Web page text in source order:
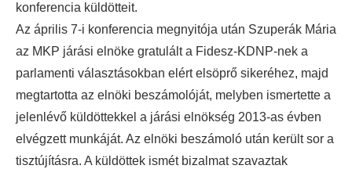
konferencia küldötteit.
Az április 7-i konferencia megnyitója után Szuperák Mária
az MKP járási elnöke gratulált a Fidesz-KDNP-nek a
parlamenti választásokban elért elsöprő sikeréhez, majd
megtartotta az elnöki beszámolóját, melyben ismertette a
jelenlévő küldöttekkel a járási elnökség 2013-as évben
elvégzett munkáját. Az elnöki beszámoló után került sor a
tisztújításra. A küldöttek ismét bizalmat szavaztak